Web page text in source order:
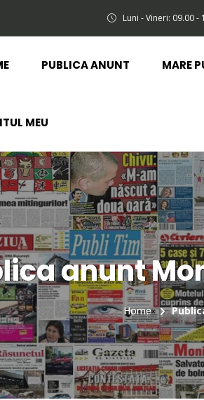
Luni - Vineri: 09.00 -
PUBLICA ANUNT MARE
MEU
anunt
Home